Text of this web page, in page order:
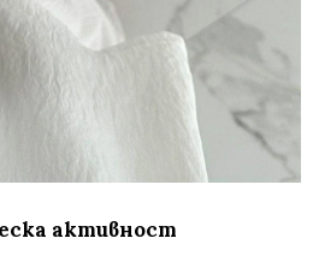
активност